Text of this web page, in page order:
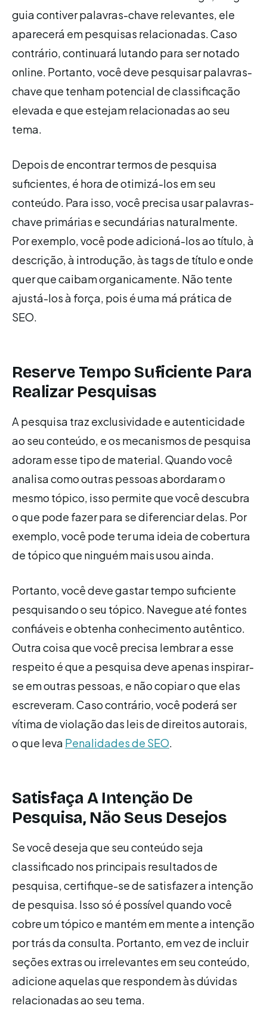
guia contiver palavras-chave relevantes, ele
aparecerá em pesquisas relacionadas. Caso
contrário, continuará lutando para ser notado
online. Portanto, você deve pesquisar palavras-
chave que tenham potencial de classificação
elevada e que estejam relacionadas ao seu
tema.
Depois de encontrar termos de pesquisa
suficientes, é hora de otimizá-los em seu
conteúdo. Para isso, você precisa usar palavras-
chave primárias e secundárias naturalmente.
Por exemplo, você pode adicioná-los ao título, à
descrição, à introdução, às tags de título e onde
quer que caibam organicamente. Não tente
ajustá-los à força, pois é uma má prática de
SEO.
Reserve Tempo Suficiente Para
Realizar Pesquisas
A pesquisa traz exclusividade e autenticidade
ao seu conteúdo, e os mecanismos de pesquisa
adoram esse tipo de material. Quando você
analisa como outras pessoas abordaram o
mesmo tópico, isso permite que você descubra
o que pode fazer para se diferenciar delas. Por
exemplo, você pode ter uma ideia de cobertura
de tópico que ninguém mais usou ainda.
Portanto, você deve gastar tempo suficiente
pesquisando o seu tópico. Navegue até fontes
confiáveis ​​e obtenha conhecimento autêntico.
Outra coisa que você precisa lembrar a esse
respeito é que a pesquisa deve apenas inspirar-
se em outras pessoas, e não copiar o que elas
escreveram. Caso contrário, você poderá ser
vítima de violação das leis de direitos autorais,
o que leva Penalidades de SEO.
Satisfaça A Intenção De
Pesquisa, Não Seus Desejos
Se você deseja que seu conteúdo seja
classificado nos principais resultados de
pesquisa, certifique-se de satisfazer a intenção
de pesquisa. Isso só é possível quando você
cobre um tópico e mantém em mente a intenção
por trás da consulta. Portanto, em vez de incluir
seções extras ou irrelevantes em seu conteúdo,
adicione aquelas que respondem às dúvidas
relacionadas ao seu tema.